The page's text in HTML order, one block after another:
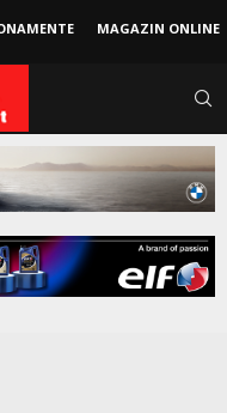
MAGAZIN ONLINE